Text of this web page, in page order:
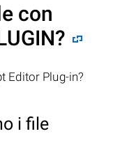
con
Editor Plug-in?
i file